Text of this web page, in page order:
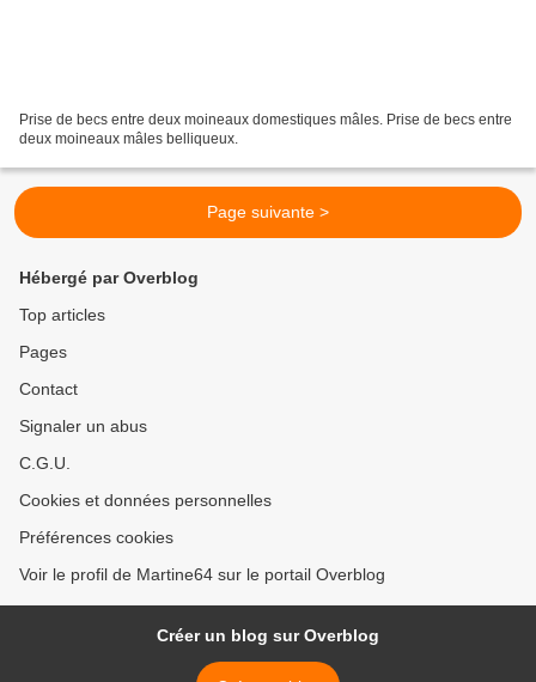
Prise de becs entre deux moineaux domestiques mâles. Prise de becs entre
deux moineaux mâles belliqueux.
Page suivante >
Hébergé par Overblog
Top articles
Pages
Contact
Signaler un abus
C.G.U.
Cookies et données personnelles
Préférences cookies
Voir le profil de Martine64 sur le portail Overblog
Créer un blog sur Overblog